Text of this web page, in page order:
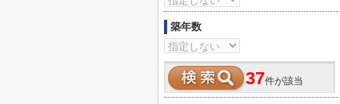
築年数
37件が該当